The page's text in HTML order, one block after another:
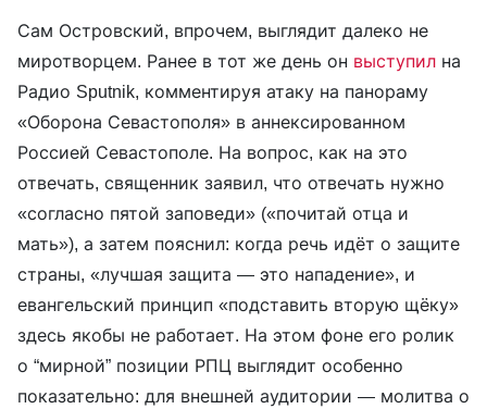
Сам Островский, впрочем, выглядит далеко не
миротворцем. Ранее в тот же день он выступил на
Радио Sputnik, комментируя атаку на панораму
«Оборона Севастополя» в аннексированном
Россией Севастополе. На вопрос, как на это
отвечать, священник заявил, что отвечать нужно
«согласно пятой заповеди» («почитай отца и
мать»), а затем пояснил: когда речь идёт о защите
страны, «лучшая защита — это нападение», и
евангельский принцип «подставить вторую щёку»
здесь якобы не работает. На этом фоне его ролик
о “мирной” позиции РПЦ выглядит особенно
показательно: для внешней аудитории — молитва о